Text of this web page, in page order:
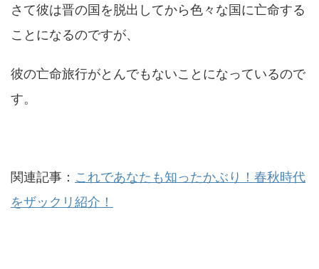
さて彼は晋の国を脱出してから色々な国に亡命する
ことになるのですが、
彼の亡命旅行がとんでもないことになっているので
す。
関連記事： これであなたも知ったかぶり！春秋時代
をザックリ紹介！